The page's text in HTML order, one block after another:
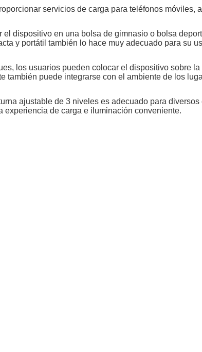
servicios de carga para teléfonos móviles,
dispositivo en una bolsa de gimnasio o bolsa
y portátil también lo hace muy adecuado para su
los usuarios pueden colocar el dispositivo sobre la
también puede integrarse con el ambiente de los
ajustable de 3 niveles es adecuado para diversos
experiencia de carga e iluminación conveniente.